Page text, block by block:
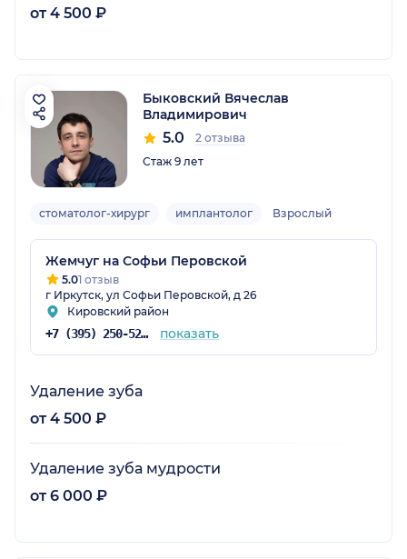
от 4 500 ₽
Быковский Вячеслав
Владимирович
5.0
2 отзыва
Стаж 9 лет
стоматолог-хирург имплантолог Взрослый
Жемчуг на Софьи Перовской
5.01 отзыв
г Иркутск, ул Софьи Перовской, д 26
Кировский район
+7 (395) 250-52-82 показать
Удаление зуба
от 4 500 ₽
Удаление зуба мудрости
от 6 000 ₽